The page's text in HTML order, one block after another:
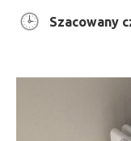
Szacowany